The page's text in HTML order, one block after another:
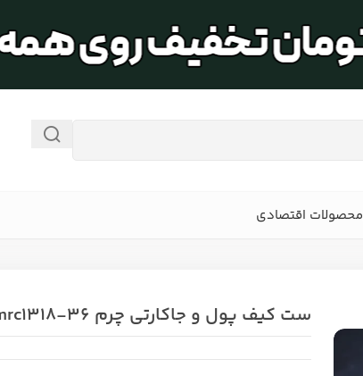
محصولات اقتصادی
ست کیف پول و جاکارتی چرم mrc1318-36